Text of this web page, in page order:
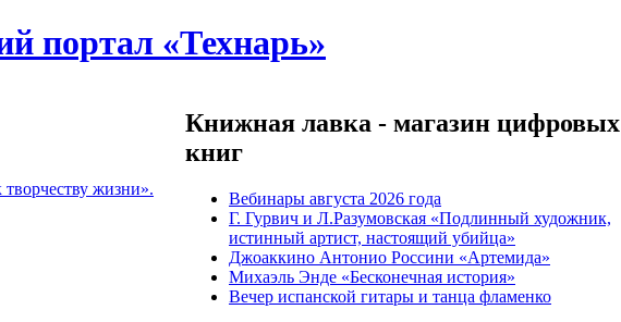
портал «Технарь»
жизни».
Книжная лавка - магазин цифровых
книг
Вебинары августа 2026 года
Г. Гурвич и Л.Разумовская «Подлинный художник,
истинный артист, настоящий убийца»
Джоаккино Антонио Россини «Артемида»
Михаэль Энде «Бесконечная история»
Вечер испанской гитары и танца фламенко